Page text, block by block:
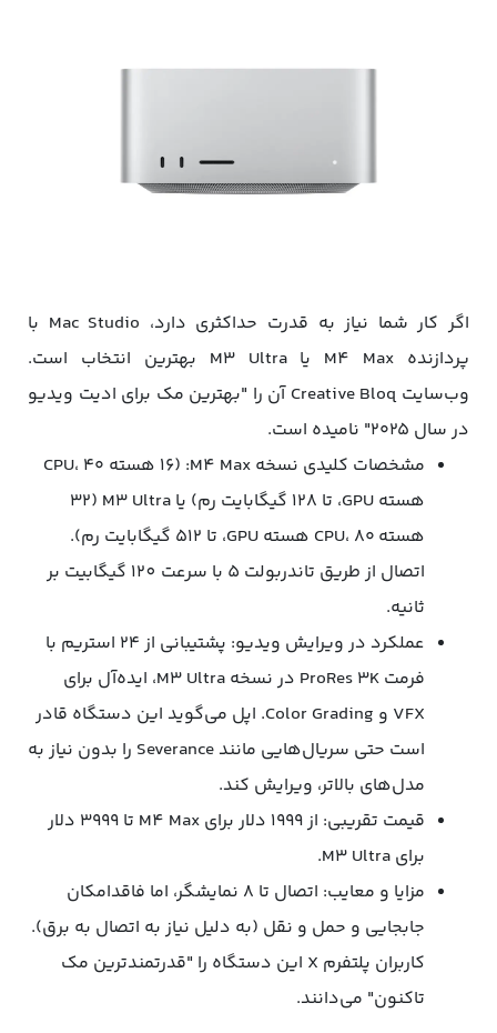
اگر کار شما نیاز به قدرت حداکثری دارد، Mac Studio با
پردازنده M4 Max یا M3 Ultra بهترین انتخاب است.
وب‌سایت Creative Bloq آن را "بهترین مک برای ادیت ویدیو
در سال ۲۰۲۵" نامیده است.
مشخصات کلیدی نسخه M4 Max: (۱۶ هسته CPU، ۴۰
هسته GPU، تا ۱۲۸ گیگابایت رم) یا M3 Ultra (۳۲
هسته CPU، ۸۰ هسته GPU، تا ۵۱۲ گیگابایت رم).
اتصال از طریق تاندربولت 5 با سرعت 120 گیگابیت بر
ثانیه.
عملکرد در ویرایش ویدیو: پشتیبانی از ۲۴ استریم با
فرمت ProRes 3K در نسخه M3 Ultra، ایده‌آل برای
VFX و Color Grading. اپل می‌گوید این دستگاه قادر
است حتی سریال‌هایی مانند Severance را بدون نیاز به
مدل‌های بالاتر، ویرایش کند.
قیمت تقریبی: از ۱۹۹۹ دلار برای M4 Max تا ۳۹۹۹ دلار
برای M3 Ultra.
مزایا و معایب: اتصال تا ۸ نمایشگر، اما فاقدامکان
جابجایی و حمل و نقل (به دلیل نیاز به اتصال به برق).
کاربران پلتفرم X این دستگاه را "قدرتمندترین مک
تاکنون" می‌دانند.